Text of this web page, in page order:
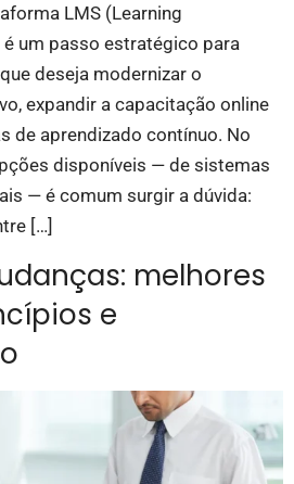
LMS (Learning
um passo estratégico para
deseja modernizar o
expandir a capacitação online
de aprendizado contínuo. No
disponíveis — de sistemas
— é comum surgir a dúvida:
[…]
melhores
e